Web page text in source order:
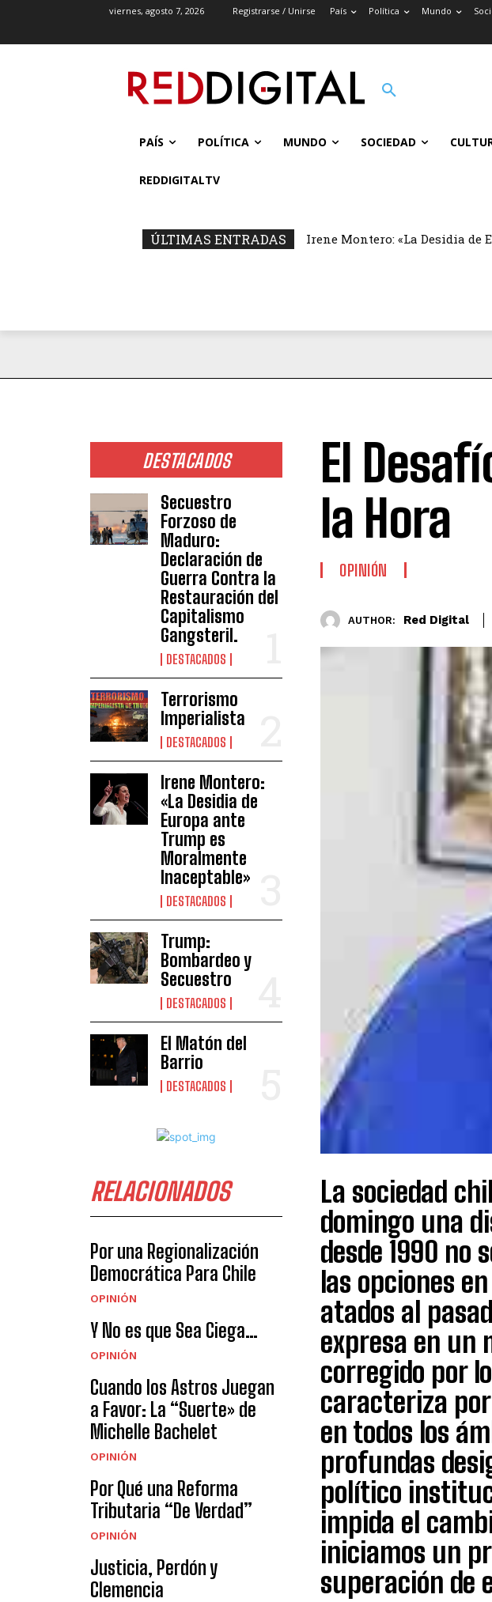
viernes, agosto 7, 2026 Registrarse / Unirse País Política Mundo
PAÍS POLÍTICA MUNDO SOCIEDAD
REDDIGITALTV
ÚLTIMAS ENTRADAS Irene Montero: «La Desidia de
DESTACADOS
Secuestro
Forzoso de
Maduro:
Declaración de
Guerra Contra la
Restauración del
Capitalismo
Gangsteril.
DESTACADOS
Terrorismo
Imperialista
DESTACADOS
Irene Montero:
«La Desidia de
Europa ante
Trump es
Moralmente
Inaceptable»
DESTACADOS
Trump:
Bombardeo y
Secuestro
DESTACADOS
El Matón del
Barrio
DESTACADOS
RELACIONADOS
Por una Regionalización
Democrática Para Chile
OPINIÓN
Y No es que Sea Ciega…
OPINIÓN
Cuando los Astros Juegan
a Favor: La “Suerte» de
Michelle Bachelet
OPINIÓN
Por Qué una Reforma
Tributaria “De Verdad”
OPINIÓN
Justicia, Perdón y
Clemencia
El
la Hora
OPINIÓN
AUTHOR: Red Digital
La sociedad
domingo una
desde 1990
las opciones
atados al
expresa en un
corregido por
caracteriza
en todos los
profundas
político
impida el
iniciamos un
superación de